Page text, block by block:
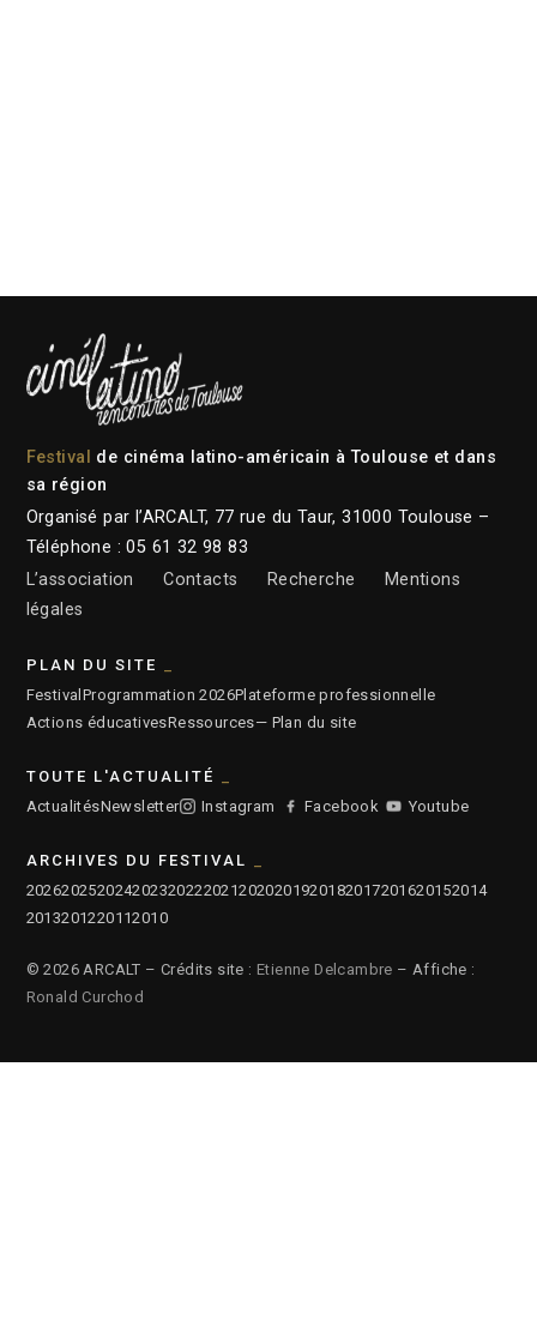
Festival
de cinéma latino-américain à Toulouse et dans
sa région
Organisé par l’ARCALT, 77 rue du Taur, 31000 Toulouse –
Téléphone : 05 61 32 98 83
L’association
Contacts Recherche
Mentions
légales
PLAN DU SITE
Festival Programmation 2026Plateforme professionnelle
Actions éducativesRessources— Plan du site
TOUTE L'ACTUALITÉ
ActualitésNewsletter Instagram Facebook Youtube
ARCHIVES DU FESTIVAL
2026202520242023202220212020201920182017201620152014
2013201220112010
© 2026 ARCALT – Crédits site : Etienne Delcambre – Affiche :
Ronald Curchod